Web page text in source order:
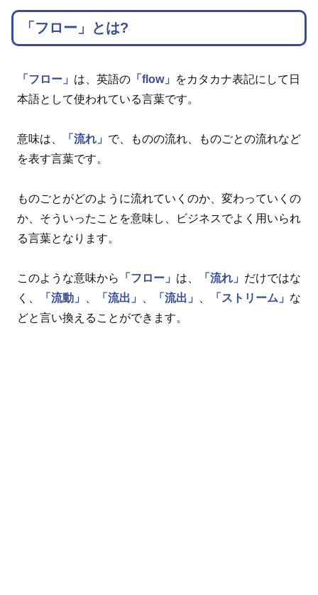
「フロー」とは?
「フロー」 は、英語の 「flow」
をカタカナ表記にして日
本語として使われている言葉です。
意味は、 「流れ」 で、ものの流れ、ものごとの流れなど
を表す言葉です。
ものごとがどのように流れていくのか、変わっていくの
か、そういったことを意味し、ビジネスでよく用いられ
る言葉となります。
このような意味から 「フロー」 は、 「流れ」 だけではな
く、
「流動」 「流出」 「流出」 「ストリーム」 な
どと言い換えることができます。